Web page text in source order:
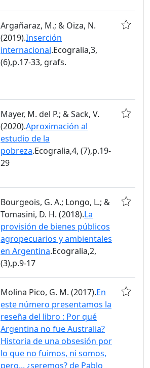
Argañaraz, M.; & Oiza, N.
(2019).Inserción
internacional.Ecogralia,3,
(6),p.17-33, grafs.
Mayer, M. del P.; & Sack, V.
(2020).Aproximación al
estudio de la
pobreza.Ecogralia,4, (7),p.19-
29
Bourgeois, G. A.; Longo, L.; &
Tomasini, D. H. (2018).La
provisión de bienes públicos
agropecuarios y ambientales
en Argentina.Ecogralia,2,
(3),p.9-17
Molina Pico, G. M. (2017).En
este número presentamos la
reseña del libro : Por qué
Argentina no fue Australia?
Historia de una obsesión por
lo que no fuimos, ni somos,
pero... ¿seremos? de Pablo